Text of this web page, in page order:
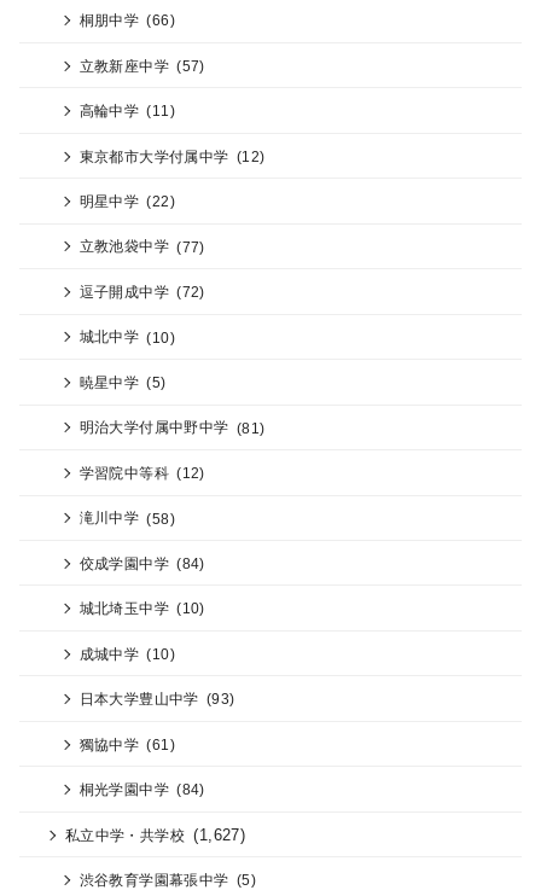
桐朋中学 (66)
立教新座中学 (57)
高輪中学 (11)
東京都市大学付属中学 (12)
明星中学 (22)
立教池袋中学 (77)
逗子開成中学 (72)
城北中学 (10)
暁星中学 (5)
明治大学付属中野中学 (81)
学習院中等科 (12)
滝川中学 (58)
佼成学園中学 (84)
城北埼玉中学 (10)
成城中学 (10)
日本大学豊山中学 (93)
獨協中学 (61)
桐光学園中学 (84)
私立中学・共学校 (1,627)
渋谷教育学園幕張中学 (5)